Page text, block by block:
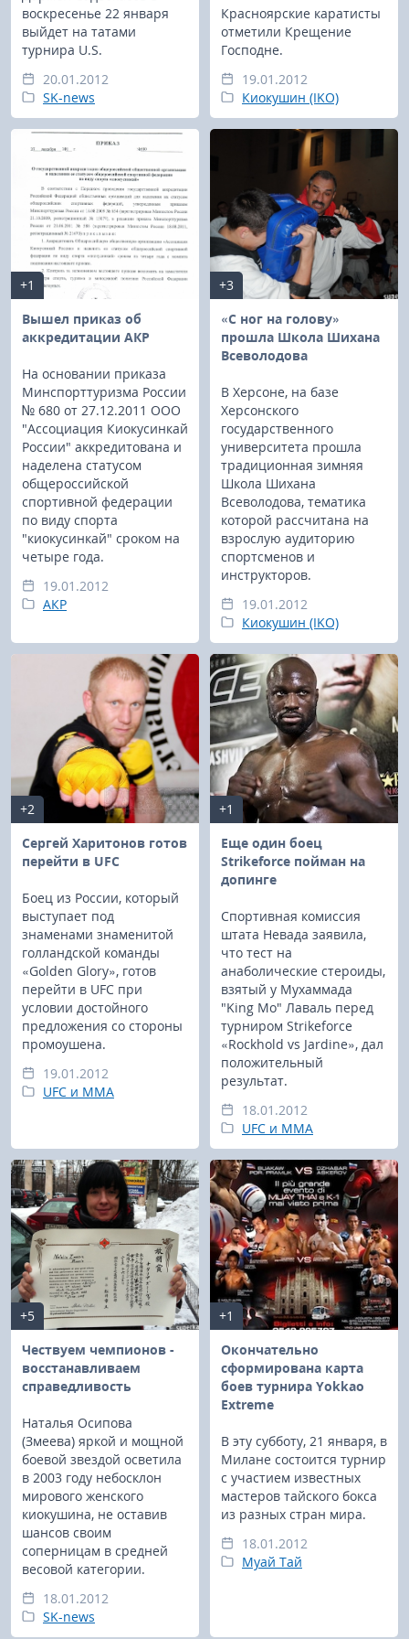
воскресенье 22 января
выйдет на татами
турнира U.S.
20.01.2012
SK-news
Красноярские каратисты
отметили Крещение
Господне.
19.01.2012
Киокушин (IKO)
+1
Вышел приказ об
аккредитации АКР
На основании приказа
Минспорттуризма России
№ 680 от 27.12.2011 ООО
"Ассоциация Киокусинкай
России" аккредитована и
наделена статусом
общероссийской
спортивной федерации
по виду спорта
"киокусинкай" сроком на
четыре года.
19.01.2012
АКР
+3
«С ног на голову»
прошла Школа Шихана
Всеволодова
В Херсоне, на базе
Херсонского
государственного
университета прошла
традиционная зимняя
Школа Шихана
Всеволодова, тематика
которой рассчитана на
взрослую аудиторию
спортсменов и
инструкторов.
19.01.2012
Киокушин (IKO)
+2
Сергей Харитонов готов
перейти в UFC
Боец из России, который
выступает под
знаменами знаменитой
голландской команды
«Golden Glory», готов
перейти в UFC при
условии достойного
предложения со стороны
промоушена.
19.01.2012
UFC и MMA
+1
Еще один боец
Strikeforce пойман на
допинге
Спортивная комиссия
штата Невада заявила,
что тест на
анаболические стероиды,
взятый у Мухаммада
"King Мо" Лаваль перед
турниром Strikeforce
«Rockhold vs Jardine», дал
положительный
результат.
18.01.2012
UFC и MMA
+5
Чествуем чемпионов -
восстанавливаем
справедливость
Наталья Осипова
(Змеева) яркой и мощной
боевой звездой осветила
в 2003 году небосклон
мирового женского
киокушина, не оставив
шансов своим
соперницам в средней
весовой категории.
18.01.2012
SK-news
+1
Окончательно
сформирована карта
боев турнира Yokkao
Extreme
В эту субботу, 21 января, в
Милане состоится турнир
с участием известных
мастеров тайского бокса
из разных стран мира.
18.01.2012
Муай Тай